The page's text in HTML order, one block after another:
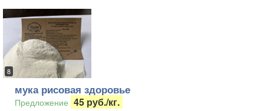
8
мука рисовая здоровье
Предложение 45 руб./кг.